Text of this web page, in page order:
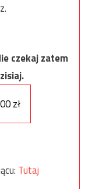
czekaj zatem
zł
Tutaj